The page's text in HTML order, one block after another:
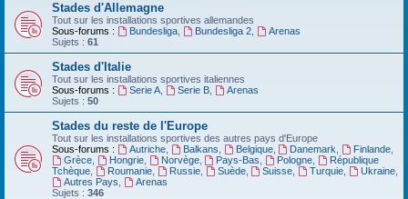
Stades d'Allemagne
Tout sur les installations sportives allemandes
Sous-forums :
Bundesliga, Bundesliga 2,
Arenas
Sujets : 61
Stades d'Italie
Tout sur les installations sportives italiennes
Sous-forums :
Serie A, Serie B,
Arenas
Sujets : 50
Stades du reste de l'Europe
Tout sur les installations sportives des autres pays d'Europe
Sous-forums :
Autriche, Balkans Belgique, Danemark Finlande
Grèce, Hongrie, Norvège, Pays-Bas Pologne
République
Tchèque
Roumanie, Russie, Suède, Suisse Turquie Ukraine
Autres Pays
Arenas
Sujets : 346